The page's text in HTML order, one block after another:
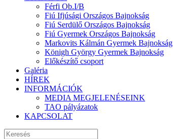
Férfi Ob.I/B
Fiú Ifjúsági Országos Bajnokság
Fiú Serdülő Országos Bajnokság
Fiú Gyermek Országos Bajnokság
Markovits Kálmán Gyermek Bajnokság
Königh György Gyermek Bajnokság
Előkészítő csoport
Galéria
HÍREK
INFORMÁCIÓK
MEDIA MEGJELENÉSEINK
TAO pályázatok
KAPCSOLAT